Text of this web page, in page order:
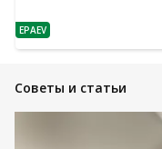
nõuanne
EPAEV
Советы и статьи